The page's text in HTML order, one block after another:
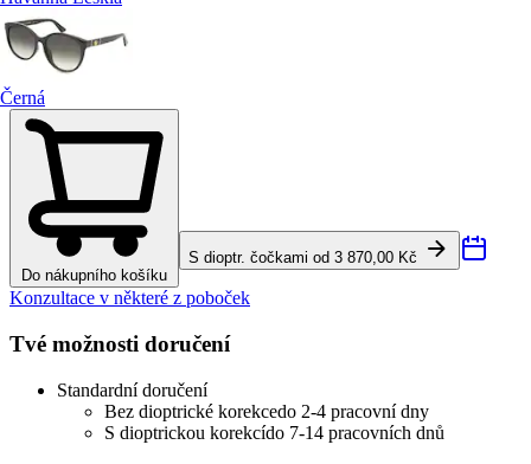
Černá
Do nákupního košíku
S dioptr. čočkami od 3 870,00 Kč
Konzultace v některé z poboček
Tvé možnosti doručení
Standardní doručení
Bez dioptrické korekcedo 2-4 pracovní dny
S dioptrickou korekcído 7-14 pracovních dnů